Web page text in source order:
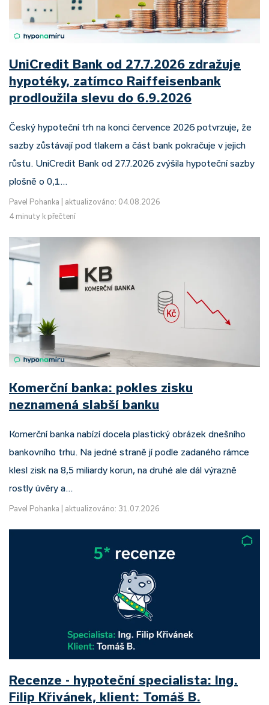
UniCredit Bank od 27.7.2026 zdražuje
hypotéky, zatímco Raiffeisenbank
prodloužila slevu do 6.9.2026
Český hypoteční trh na konci července 2026 potvrzuje, že
sazby zůstávají pod tlakem a část bank pokračuje v jejich
růstu. UniCredit Bank od 27.7.2026 zvýšila hypoteční sazby
plošně o 0,1…
Pavel Pohanka
aktualizováno: 04.08.2026
4 minuty k přečtení
Komerční banka: pokles zisku
neznamená slabší banku
Komerční banka nabízí docela plastický obrázek dnešního
bankovního trhu. Na jedné straně jí podle zadaného rámce
klesl zisk na 8,5 miliardy korun, na druhé ale dál výrazně
rostly úvěry a…
Pavel Pohanka aktualizováno: 31.07.2026
Recenze - hypoteční specialista: Ing.
Filip Křivánek, klient: Tomáš B.